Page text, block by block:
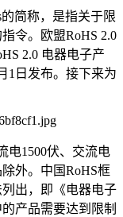
的简称，是指关于限
令。欧盟RoHS 2.0
2.0 电器电子产
1日发布。接下来为
电1500伏、交流电
外。中国RoHS框
出，即《电器电子
产品需要达到限制